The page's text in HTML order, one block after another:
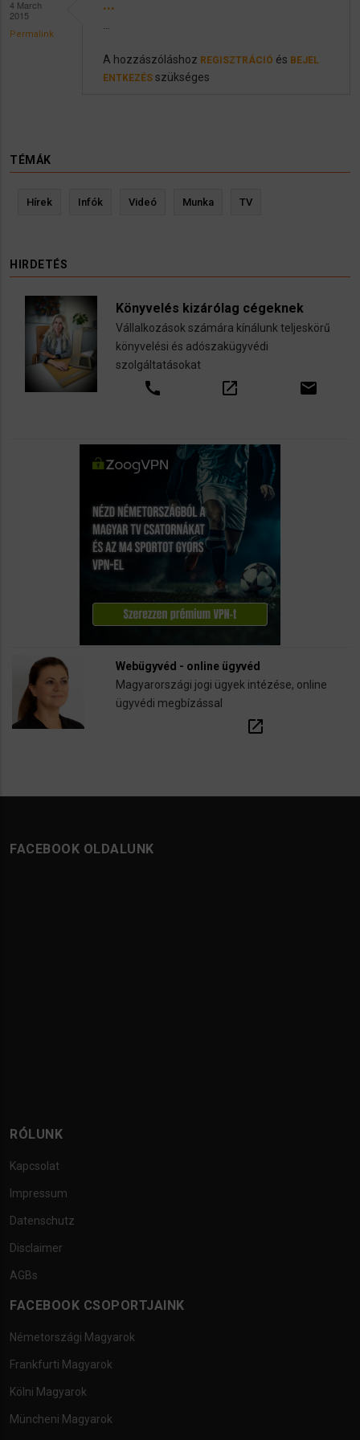
4 March
2015
Permalink
...
...
A hozzászóláshoz REGISZTRÁCIÓ és BEJEL
ENTKEZÉS szükséges
TÉMÁK
Hírek Infók Videó Munka TV
HIRDETÉS
Könyvelés kizárólag cégeknek
Vállalkozások számára kínálunk teljeskörű
könyvelési és adószakügyvédi
szolgáltatásokat
call open_in_new email
Webügyvéd - online ügyvéd
Magyarországi jogi ügyek intézése, online
ügyvédi megbízással
open_in_new
FACEBOOK OLDALUNK
RÓLUNK
Kapcsolat
Impressum
Datenschutz
Disclaimer
AGBs
FACEBOOK CSOPORTJAINK
Németországi Magyarok
Frankfurti Magyarok
Kölni Magyarok
Müncheni Magyarok